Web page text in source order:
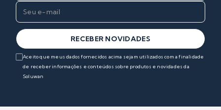
RECEBER NOVIDADES
Aceito que meus dados fornecidos acima sejam utilizados com a finalidade
de receber informações e conteúdos sobre produtos e novidades da
Soluwan